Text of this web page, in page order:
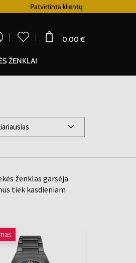
Patvirtinta klientų
0,00 €
ŽENKLAI
ženklas garsėja
tiek kasdieniam